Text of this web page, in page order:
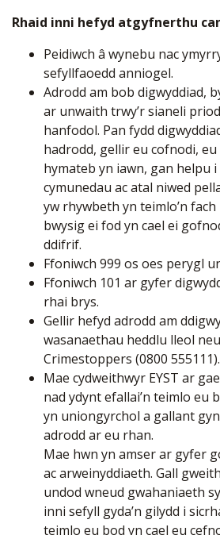
Rhaid inni hefyd atgyfnerthu
Peidiwch â wynebu nac
sefyllfaoedd anniogel.
Adrodd am bob digwyddiad,
ar unwaith trwy’r sianeli
hanfodol. Pan fydd
hadrodd, gellir eu cofnodi, eu
hymateb yn iawn, gan helpu
cymunedau ac atal niwed
yw rhywbeth yn teimlo’n fach
bwysig ei fod yn cael ei
ddifrif.
Ffoniwch 999 os oes perygl
Ffoniwch 101 ar gyfer
rhai brys.
Gellir hefyd adrodd am
wasanaethau heddlu lleol
Crimestoppers (0800 555111).
Mae cydweithwyr EYST ar
nad ydynt efallai’n teimlo eu
yn uniongyrchol a gallant
adrodd ar eu rhan.
Mae hwn yn amser ar gyfer
ac arweinyddiaeth. Gall
undod wneud gwahaniaeth
inni sefyll gyda’n gilydd i
teimlo eu bod yn cael eu